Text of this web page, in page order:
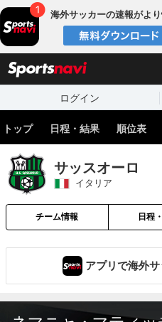
海外サッカーの速報がよ
ログイン
トップ 日程・結果 順位表
サッスオーロ
イタリア
チーム情報 日程
アプリで海外